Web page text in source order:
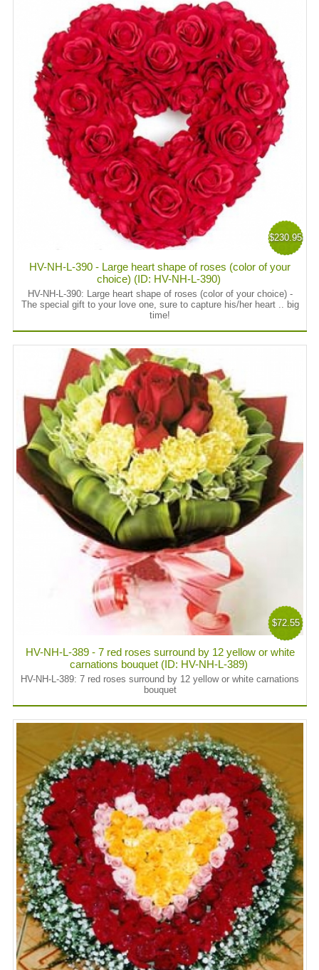
$230.95
HV-NH-L-390 - Large heart shape of roses (color of your
choice) (ID: HV-NH-L-390)
HV-NH-L-390:
Large heart shape of roses (color of your choice) -
The special gift to your love one, sure to capture his/her heart .. big
time!
$72.55
HV-NH-L-389 - 7 red roses surround by 12 yellow or white
carnations bouquet (ID: HV-NH-L-389)
HV-NH-L-389: 7 red roses surround by 12 yellow or white carnations
bouquet